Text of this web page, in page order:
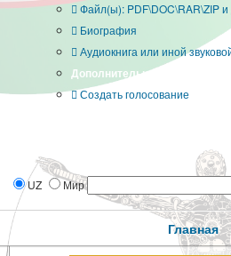
Файл(ы): PDF\DOC\RAR\ZIP и
Биография
Аудиокнига или иной
Дополнительные опции:
Создать голосование
UZ Мир
Главная